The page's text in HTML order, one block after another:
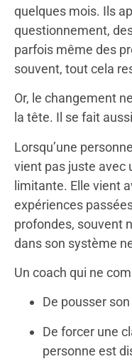
quelques mois. Ils
questionnement,
parfois même des
souvent, tout cela
Or, le changement
la tête. Il se fait
Lorsqu’une
vient pas juste avec
limitante. Elle vient
expériences
profondes, souvent
dans son système
Un coach qui ne
De pousser
De forcer une
personne est